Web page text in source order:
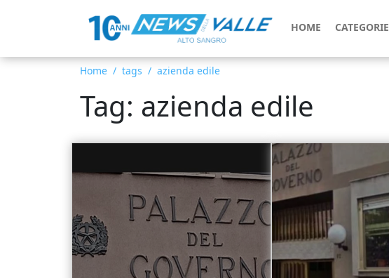
HOME CATEGORIE
Home tags azienda edile
Tag: azienda edile